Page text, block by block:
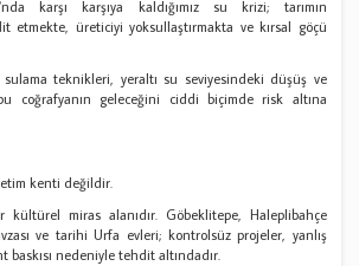
karşı karşıya kaldığımız su krizi; tarımın
etmekte, üreticiyi yoksullaştırmakta ve kırsal göçü
sulama teknikleri, yeraltı su seviyesindeki düşüş ve
coğrafyanın geleceğini ciddi biçimde risk altına
kenti değildir.
kültürel miras alanıdır. Göbeklitepe, Haleplibahçe
ve tarihi Urfa evleri; kontrolsüz projeler, yanlış
baskısı nedeniyle tehdit altındadır.